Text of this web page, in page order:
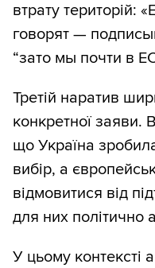
втрату територій:
говорят —
“зато мы почти в
Третій наратив
конкретної заяви.
що Україна
вибір, а
відмовитися від
для них політично
У цьому контексті